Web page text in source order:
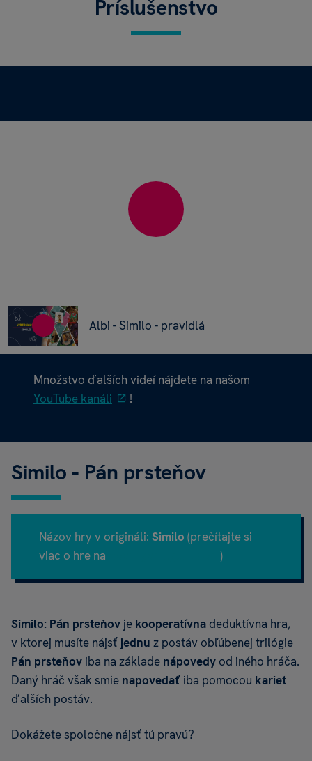
Príslušenstvo
Albi - Similo - pravidlá
Množstvo ďalších videí nájdete na našom
YouTube kanáli
!
Similo - Pán prsteňov
Názov hry v origináli: Similo (prečítajte si
viac o hre na
)
Similo: Pán prsteňov je kooperatívna deduktívna hra,
v ktorej musíte nájsť jednu z postáv obľúbenej trilógie
Pán prsteňov iba na základe nápovedy od iného hráča.
Daný hráč však smie napovedať iba pomocou kariet
ďalších postáv.
Dokážete spoločne nájsť tú pravú?